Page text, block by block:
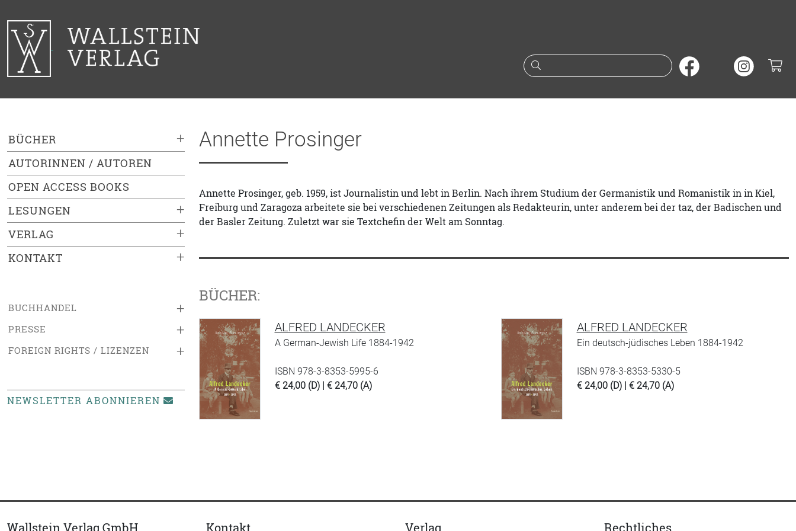
Suche nach Büchern oder
+
BÜCHER
AUTORINNEN / AUTOREN
OPEN ACCESS BOOKS
+
LESUNGEN
+
VERLAG
+
KONTAKT
+
BUCHHANDEL
+
PRESSE
+
FOREIGN RIGHTS / LIZENZEN
NEWSLETTER ABONNIEREN
Annette Prosinger
Annette Prosinger, geb. 1959, ist Journalistin und lebt in Berlin. Nach ihrem Studium der Germanistik und Romanistik in in Kiel,
Freiburg und Zaragoza arbeitete sie bei verschiedenen Zeitungen als Redakteurin, unter anderem bei der taz, der Badischen und
der Basler Zeitung. Zuletzt war sie Textchefin der Welt am Sonntag.
BÜCHER:
ALFRED LANDECKER
A German-Jewish Life 1884-1942
ISBN 978-3-8353-5995-6
€ 24,00 (D) | € 24,70 (A)
ALFRED LANDECKER
Ein deutsch-jüdisches Leben 1884-1942
ISBN 978-3-8353-5330-5
€ 24,00 (D) | € 24,70 (A)